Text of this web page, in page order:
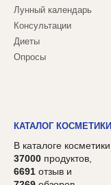
Лунный календарь
Консультации
Диеты
Опросы
КАТАЛОГ КОСМЕТИКИ
В каталоге косметики
37000 продуктов,
6691 отзыв и